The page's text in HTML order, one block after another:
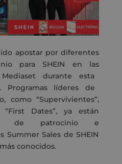
apostar por diferentes
para SHEIN en
las
durante esta
. Programas líderes de
, como “Supervivientes”,
“FirstDates”,
ya están
de patrocinio e
Summer Sales de SHEIN
conocidos.